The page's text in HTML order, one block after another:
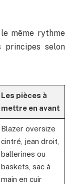
le même rythme
principes selon
Les pièces à
mettre en avant
Blazer oversize
cintré, jean droit,
ballerines ou
baskets, sac à
main en cuir